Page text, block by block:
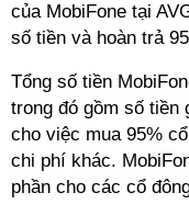
của MobiFone tại
số tiền và hoàn trả
Tổng số tiền
trong đó gồm số tiền
cho việc mua 95%
chi phí khác.
phần cho các cổ